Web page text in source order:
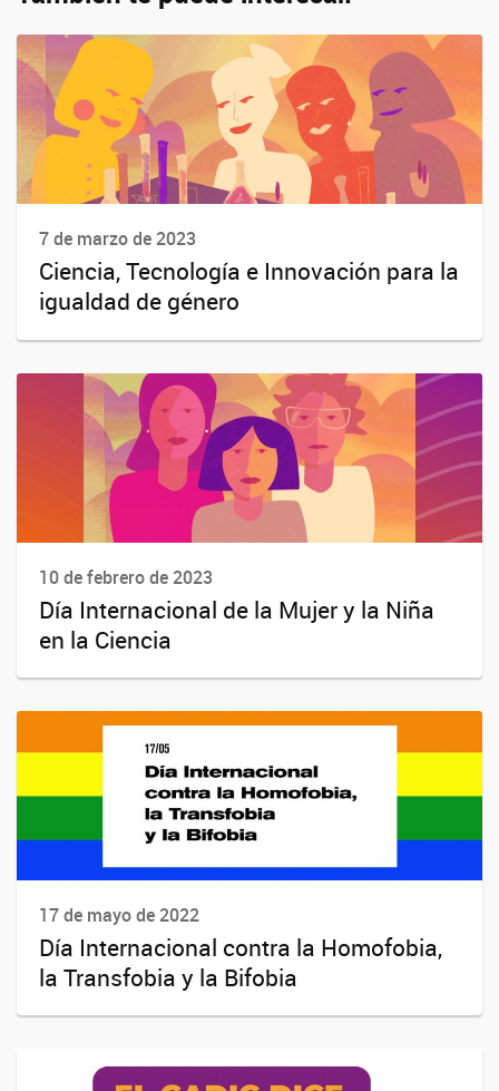
7 de marzo de 2023
Ciencia, Tecnología e Innovación para la
igualdad de género
10 de febrero de 2023
Día Internacional de la Mujer y la Niña
en la Ciencia
17 de mayo de 2022
Día Internacional contra la Homofobia,
la Transfobia y la Bifobia